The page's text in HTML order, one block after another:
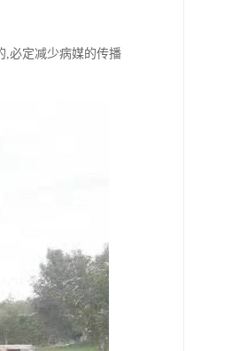
,必定减少病媒的传播